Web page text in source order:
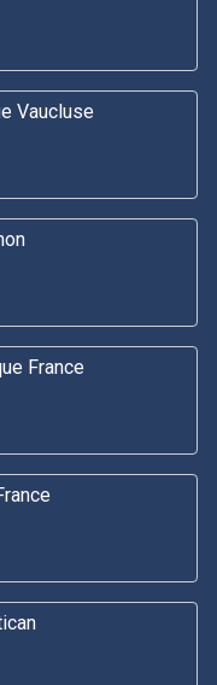
Vaucluse
France